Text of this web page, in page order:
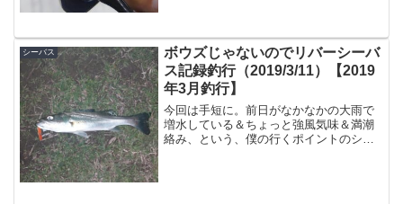
シーバス
ボウズじゃないのでリバーシーバ
ス記録釣行（2019/3/11）【2019
年3月釣行】
今回は手短に。前日がなかなかの大雨で
増水している＆ちょっと強風気味＆満潮
絡み、という、僕の行くポイントのシー